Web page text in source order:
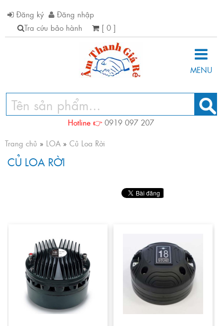
Đăng ký
Đăng nhập
Tra cứu bảo hành
[ 0 ]
MENU
Hotline 👉 0919 097 207
Trang chủ » LOA » Củ Loa Rời
CỦ LOA RỜI